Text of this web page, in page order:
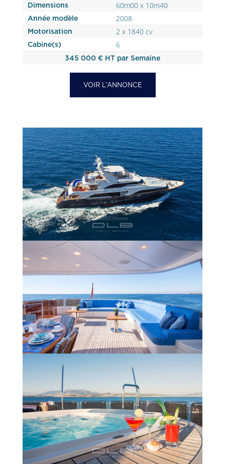
Dimensions 60m00 x 10m40
Année modèle 2008
Motorisation 2 x 1840 cv
Cabine(s) 6
345 000 € HT par Semaine
VOIR L’ANNONCE